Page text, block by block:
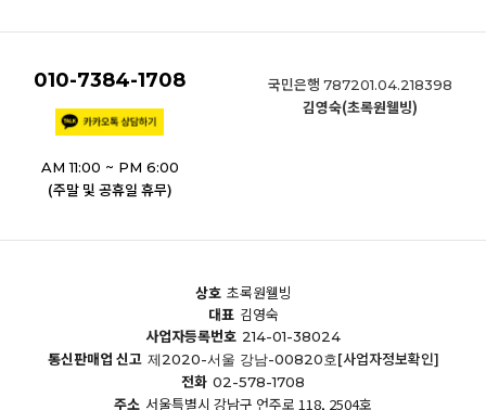
010-7384-1708
AM 11:00 ~ PM 6:00
(주말 및 공휴일 휴무)
국민은행 787201.04.218398
김영숙(초록원웰빙)
상호 초록원웰빙
대표 김영숙
사업자등록번호 214-01-38024
통신판매업 신고 제2020-서울 강남-00820호[사업자정보확인]
전화 02-578-1708
주소 서울특별시 강남구 언주로 118, 2504호